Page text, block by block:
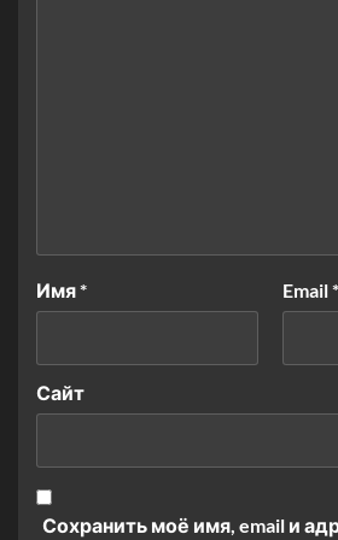
Имя* Email*
Сайт
Сохранить моё имя, email и